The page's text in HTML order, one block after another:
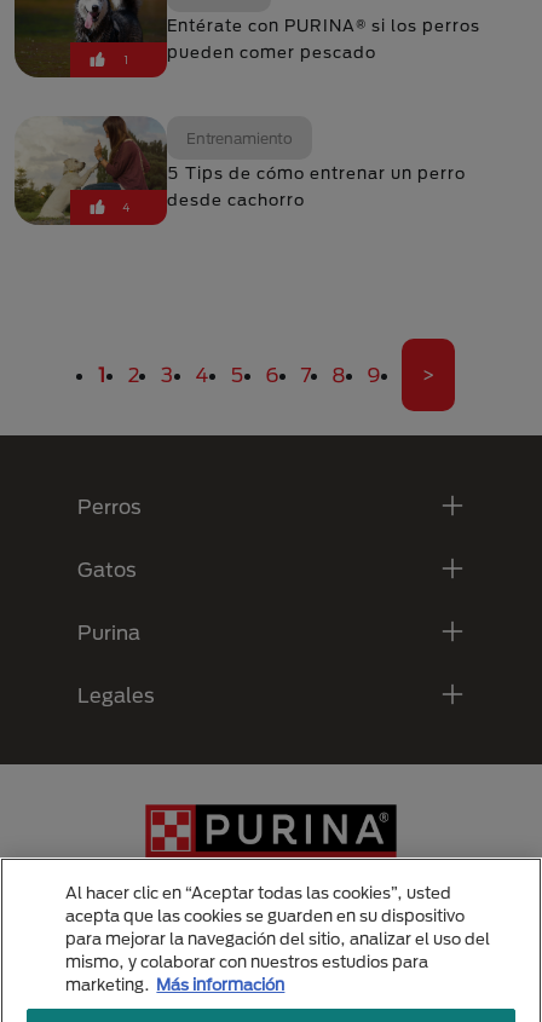
1
Entérate con PURINA® si los perros
pueden comer pescado
4
Entrenamiento
5 Tips de cómo entrenar un perro
desde cachorro
Página actual
1 Página
2 Página
3 Página
4 Página
5 Página
6 Página
7 Página
8 Página
9 Última
>
Perros
Gatos
Purina
Legales
Menu Footer Secundario Purina
Al hacer clic en “Aceptar todas las cookies”, usted
acepta que las cookies se guarden en su dispositivo
para mejorar la navegación del sitio, analizar el uso del
mismo, y colaborar con nuestros estudios para
marketing. Más información